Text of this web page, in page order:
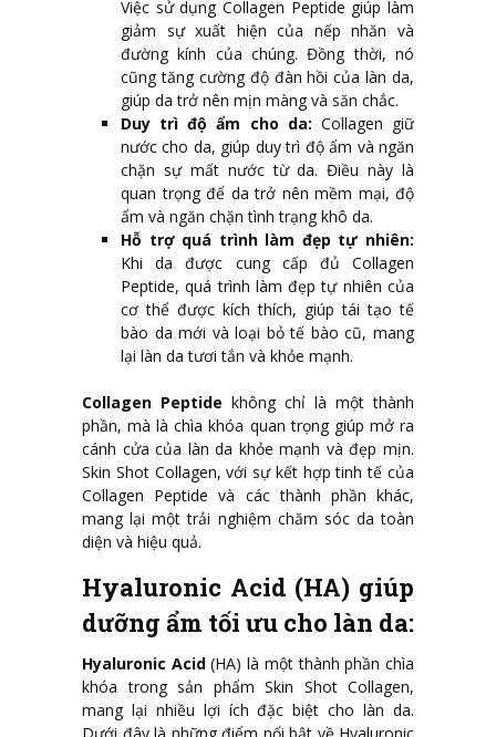
Việc sử dụng Collagen Peptide giúp làm
giảm sự xuất hiện của nếp nhăn và
đường kính của chúng. Đồng thời, nó
cũng tăng cường độ đàn hồi của làn da,
giúp da trở nên mịn màng và săn chắc.
Duy trì độ ẩm cho da: Collagen giữ
nước cho da, giúp duy trì độ ẩm và ngăn
chặn sự mất nước từ da. Điều này là
quan trọng để da trở nên mềm mại, độ
ẩm và ngăn chặn tình trạng khô da.
Hỗ trợ quá trình làm đẹp tự nhiên:
Khi da được cung cấp đủ Collagen
Peptide, quá trình làm đẹp tự nhiên của
cơ thể được kích thích, giúp tái tạo tế
bào da mới và loại bỏ tế bào cũ, mang
lại làn da tươi tắn và khỏe mạnh.
Collagen Peptide không chỉ là một thành
phần, mà là chìa khóa quan trọng giúp mở ra
cánh cửa của làn da khỏe mạnh và đẹp mịn.
Skin Shot Collagen, với sự kết hợp tinh tế của
Collagen Peptide và các thành phần khác,
mang lại một trải nghiệm chăm sóc da toàn
diện và hiệu quả.
Hyaluronic Acid (HA) giúp
dưỡng ẩm tối ưu cho làn da:
Hyaluronic Acid(HA) là một thành phần chìa
khóa trong sản phẩm Skin Shot Collagen,
mang lại nhiều lợi ích đặc biệt cho làn da.